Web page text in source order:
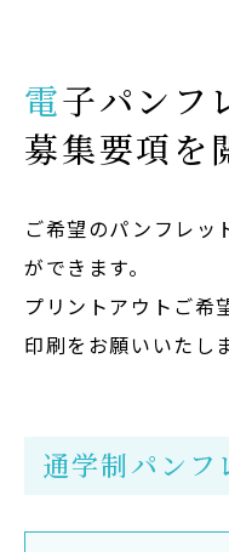
通信制
受験生の方
在学生の方
電子パンフレット・学生
募集要項を
ご希望のパンフレッ
ができます。
プリントアウトご希
印刷をお願いいたし
通学制パンフ